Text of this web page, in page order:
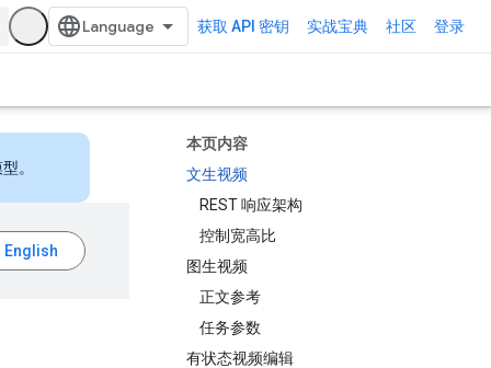
获取 API 密钥 实战宝典 社区 登录
本页内容
文生视频
REST 响应架构
控制宽高比
图生视频
正文参考
任务参数
有状态视频编辑
。